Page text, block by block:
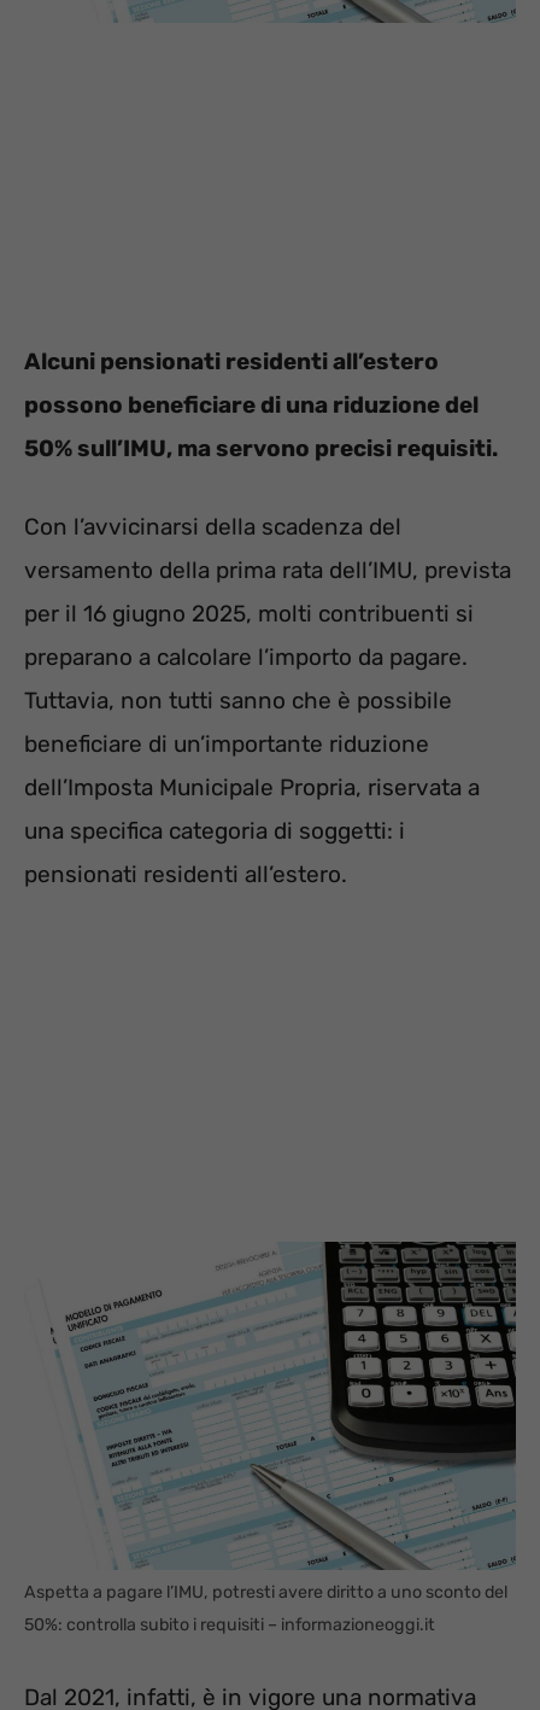
Alcuni pensionati residenti all’estero
possono beneficiare di una riduzione del
50% sull’IMU, ma servono precisi requisiti.
Con l’avvicinarsi della scadenza del
versamento della prima rata dell’IMU, prevista
per il 16 giugno 2025, molti contribuenti si
preparano a calcolare l’importo da pagare.
Tuttavia, non tutti sanno che è possibile
beneficiare di un’importante riduzione
dell’Imposta Municipale Propria, riservata a
una specifica categoria di soggetti: i
pensionati residenti all’estero.
Aspetta a pagare l’IMU, potresti avere diritto a uno sconto del
50%: controlla subito i requisiti – informazioneoggi.it
Dal 2021, infatti, è in vigore una normativa